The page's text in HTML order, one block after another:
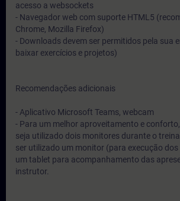
acesso a websockets
- Navegador web com suporte HTML5
Chrome, Mozilla Firefox)
- Downloads devem ser permitidos pela sua
baixar exercícios e projetos)
Recomendações adicionais
- Aplicativo Microsoft Teams, webcam
- Para um melhor aproveitamento e
seja utilizado dois monitores durante o
ser utilizado um monitor (para execução dos
um tablet para acompanhamento das
instrutor.